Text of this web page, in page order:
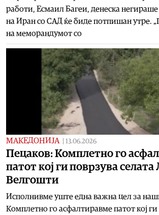
работи, Есмаил Багеи, денеска
на Иран со САД ќе биде потпишан утре.
на меморандумот со
МАКЕДОНИЈА 13.06.2026
Пецаков: Комплетно го
патот кој ги поврзува селата
Велгошти
Исполнивме уште една важна цел за
Комплетно го асфалтиравме патот кој ги